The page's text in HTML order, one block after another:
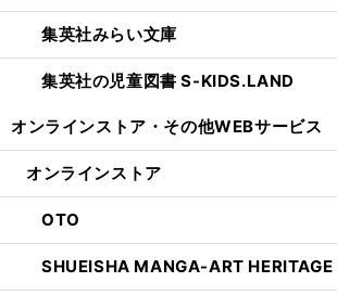
集英社みらい文庫
集英社の児童図書 S-KIDS.LAND
オンラインストア・ その他WEBサービス
オンラインストア
OTO
SHUEISHA MANGA-ART HERITAGE